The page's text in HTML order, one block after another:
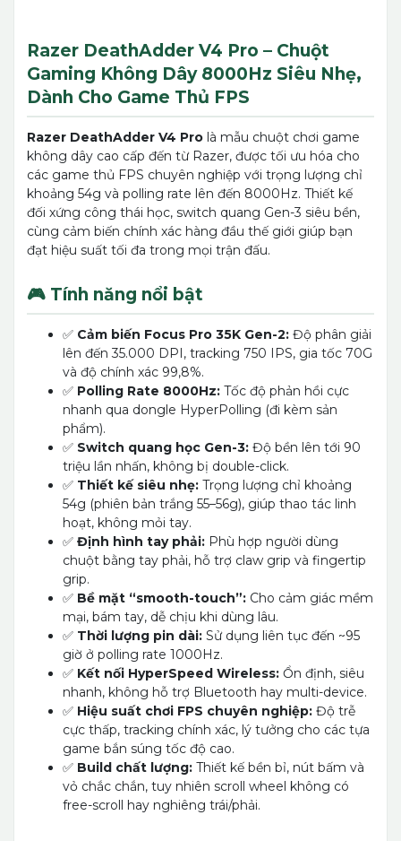
Razer DeathAdder V4 Pro – Chuột
Gaming Không Dây 8000Hz Siêu Nhẹ,
Dành Cho Game Thủ FPS
Razer DeathAdder V4 Pro là mẫu chuột chơi game
không dây cao cấp đến từ Razer, được tối ưu hóa cho
các game thủ FPS chuyên nghiệp với trọng lượng chỉ
khoảng 54g và polling rate lên đến 8000Hz. Thiết kế
đối xứng công thái học, switch quang Gen-3 siêu bền,
cùng cảm biến chính xác hàng đầu thế giới giúp bạn
đạt hiệu suất tối đa trong mọi trận đấu.
🎮 Tính năng nổi bật
✅ Cảm biến Focus Pro 35K Gen-2: Độ phân giải
lên đến 35.000 DPI, tracking 750 IPS, gia tốc 70G
và độ chính xác 99,8%.
✅ Polling Rate 8000Hz: Tốc độ phản hồi cực
nhanh qua dongle HyperPolling (đi kèm sản
phẩm).
✅ Switch quang học Gen-3: Độ bền lên tới 90
triệu lần nhấn, không bị double-click.
✅ Thiết kế siêu nhẹ: Trọng lượng chỉ khoảng
54g (phiên bản trắng 55–56g), giúp thao tác linh
hoạt, không mỏi tay.
✅ Định hình tay phải: Phù hợp người dùng
chuột bằng tay phải, hỗ trợ claw grip và fingertip
grip.
✅ Bề mặt “smooth-touch”: Cho cảm giác mềm
mại, bám tay, dễ chịu khi dùng lâu.
✅ Thời lượng pin dài: Sử dụng liên tục đến ~95
giờ ở polling rate 1000Hz.
✅ Kết nối HyperSpeed Wireless: Ổn định, siêu
nhanh, không hỗ trợ Bluetooth hay multi-device.
✅ Hiệu suất chơi FPS chuyên nghiệp: Độ trễ
cực thấp, tracking chính xác, lý tưởng cho các tựa
game bắn súng tốc độ cao.
✅ Build chất lượng: Thiết kế bền bỉ, nút bấm và
vỏ chắc chắn, tuy nhiên scroll wheel không có
free-scroll hay nghiêng trái/phải.